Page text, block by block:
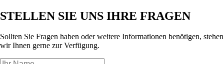
STELLEN SIE UNS IHRE FRAGEN
Sollten Sie Fragen haben oder weitere Informationen benötigen, stehen
wir Ihnen gerne zur Verfügung.